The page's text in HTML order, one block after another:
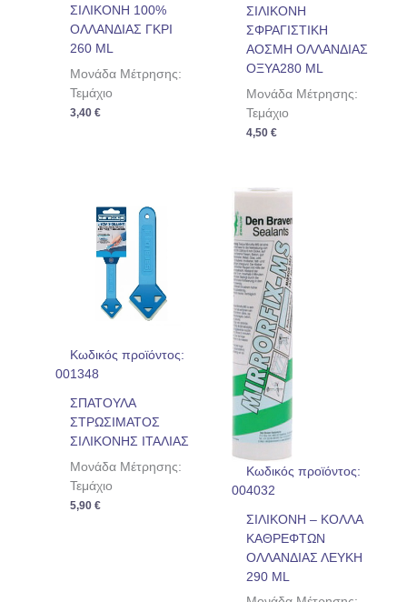
ΣΙΛΙΚΟΝΗ 100%
ΟΛΛΑΝΔΙΑΣ ΓΚΡΙ
260 ML
Μονάδα Μέτρησης:
Τεμάχιο
3,40€
ΣΙΛΙΚΟΝΗ
ΣΦΡΑΓΙΣΤΙΚΗ
ΑΟΣΜΗ ΟΛΛΑΝΔΙΑΣ
ΟΞΥΑ280 ML
Μονάδα Μέτρησης:
Τεμάχιο
4,50 €
Κωδικός προϊόντος:
001348
ΣΠΑΤΟΥΛΑ
ΣΤΡΩΣΙΜΑΤΟΣ
ΣΙΛΙΚΟΝΗΣ ΙΤΑΛΙΑΣ
Μονάδα Μέτρησης:
Τεμάχιο
5,90€
Κωδικός προϊόντος:
004032
ΣΙΛΙΚΟΝΗ – ΚΟΛΛΑ
ΚΑΘΡΕΦΤΩΝ
ΟΛΛΑΝΔΙΑΣ ΛΕΥΚΗ
290 ML